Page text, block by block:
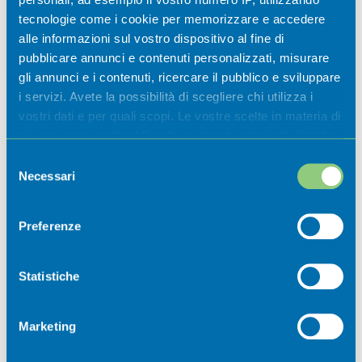
tecnologie come i cookie per memorizzare e accedere
alle informazioni sul vostro dispositivo al fine di
pubblicare annunci e contenuti personalizzati, misurare
gli annunci e i contenuti, ricercare il pubblico e sviluppare
i servizi. Avete la possibilità di scegliere chi utilizza i
vostri dati e per quali scopi. Le vostre scelte in materia di
privacy sono applicabili solo su questa proprietà digitale
modificare o revocare il proprio consenso in qualsiasi
momento dalla Dichiarazione sui cookie o facendo clic
raccogliere informazioni sulla tua posizione
geografica, con un'approssimazione di qualche
Identificare il tuo dispositivo, scansionandolo
delNecessari
Preferenze
Statistiche
Marketing
museali 2026
Casazza
non perdere nessuna novità dal mondo
della Val Cavallina.